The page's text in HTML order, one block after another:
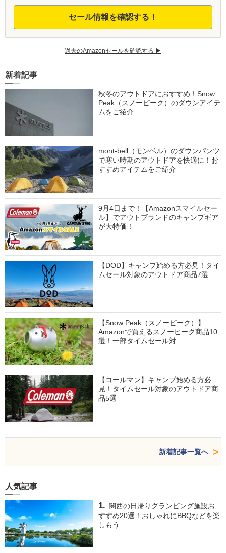
セール情報を確認する！
過去のAmazonセールを確認する ▶︎
新着記事
秋冬のアウトドアにおすすめ！Snow
Peak（スノーピーク）のダウンアイテ
ムをご紹介
mont-bell（モンベル）のダウンパンツ
で寒い時期のアウトドアを快適に！お
すすめアイテムをご紹介
9月4日まで！【Amazonスマイルセー
ル】でアウトブランドのキャンプギア
が大特価！
【DOD】キャンプ始める方必見！タイ
ムセール対象のアウトドア商品7選
【Snow Peak（スノーピーク）】
Amazonで買えるスノーピーク商品10
選！一部タイムセール対…
【コールマン】キャンプ始める方必
見！タイムセール対象のアウトドア商
品5選
新着記事一覧へ
人気記事
関西の日帰りグランピング施設お
すすめ20選！おしゃれにBBQなどを楽
しもう